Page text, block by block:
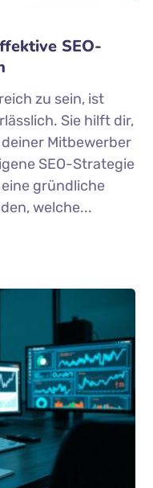
SEO-
zu sein, ist
Sie hilft dir,
Mitbewerber
SEO-Strategie
gründliche
welche...